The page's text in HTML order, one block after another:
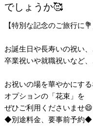
でしょうか🥰
【特別な記念のご旅行に💐
お誕生日や長寿いの祝い、
卒業祝いや就職祝いなど、
お祝いの場を華やかにする
オプションの「花束」を
ぜひご利用くださいませ
◆別途料金、要事前予約◆